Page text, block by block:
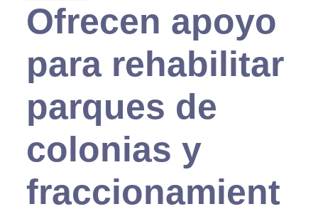
Ofrecen apoyo
para rehabilitar
parques de
colonias y
fraccionamient